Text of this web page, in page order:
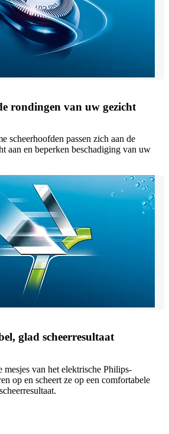
rondingen van uw gezicht
scheerhoofden passen zich aan de
aan en beperken beschadiging van uw
glad scheerresultaat
mesjes van het elektrische Philips-
op en scheert ze op een comfortabele